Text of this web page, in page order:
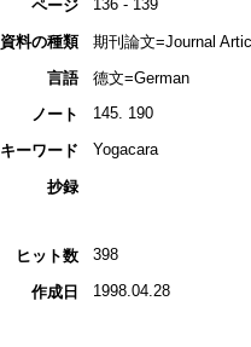
ページ 136 - 139
資料の種類
期刊論文=Journal
言語
德文=German
ノート
145. 190
キーワード Yogacara
抄録
ヒット数 398
作成日 1998.04.28